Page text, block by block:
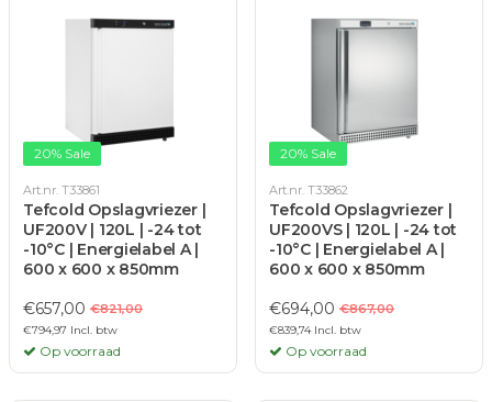
20% Sale
Art.nr. T33861
Tefcold Opslagvriezer |
UF200V | 120L | -24 tot
-10°C | Energielabel A |
600 x 600 x 850mm
€657,00 €821,00
€794,97 Incl. btw
Op voorraad
20% Sale
Art.nr. T33862
Tefcold Opslagvriezer |
UF200VS | 120L | -24 tot
-10°C | Energielabel A |
600 x 600 x 850mm
€694,00 €867,00
€839,74 Incl. btw
Op voorraad